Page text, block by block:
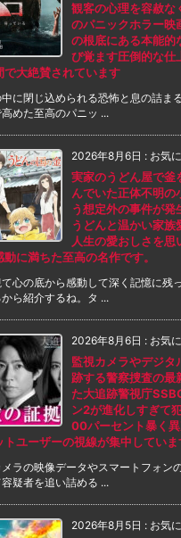
観客の心理を容赦な
のパニックホラー映
の根底にある本能的
び覚ます圧倒的な仕
で大絶賛されています
に閉じ込められる恐怖と息の詰ま
めた至高のパニッ ...
2026年8月6日 : お気
実家のうどん屋で釜
んでいた正体不明の
う想定外の事件が発
うどんと温かい家族
人生の愛おしさを思
動に満ちた至高の名作です。
心の底から感動して深く記憶に残
ら紹介するね。タ ...
2026年8月6日 : お気
監視カメラやデジタ
跡する警察捜査の最
た大追跡警視庁
ン2が進化しすぎて
00パーセント暴く
トユーザーの視線が集中していま
ラの映像データやスマートフォン
疑者を追い詰める ...
2026年8月5日 : お気